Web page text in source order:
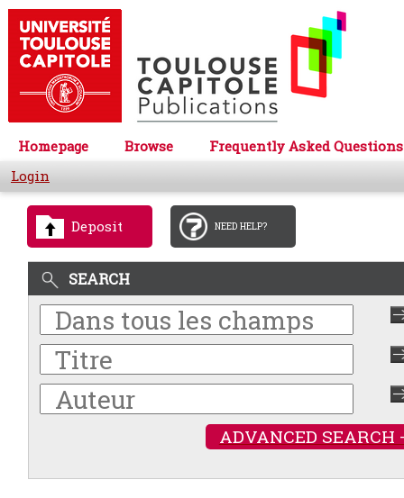
Homepage Browse
Frequently Asked Questions
Login
Deposit NEED HELP?
SEARCH
ADVANCED SEARCH